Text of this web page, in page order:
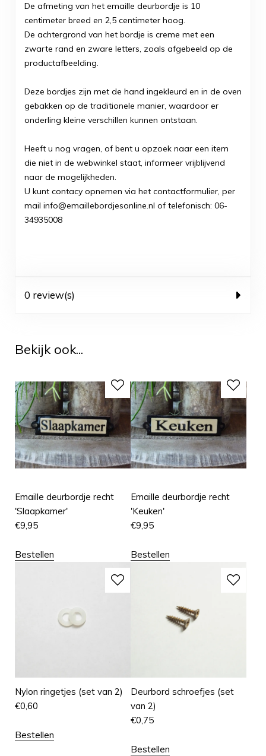
De afmeting van het emaille deurbordje is 10
centimeter breed en 2,5 centimeter hoog.
De achtergrond van het bordje is creme met een
zwarte rand en zware letters, zoals afgebeeld op de
productafbeelding.
Deze bordjes zijn met de hand ingekleurd en in de oven
gebakken op de traditionele manier, waardoor er
onderling kleine verschillen kunnen ontstaan.
Heeft u nog vragen, of bent u opzoek naar een item
die niet in de webwinkel staat, informeer vrijblijvend
naar de mogelijkheden.
U kunt contacy opnemen via het contactformulier, per
mail info@emaillebordjesonline.nl of telefonisch: 06-
34935008
0 review(s)
Bekijk ook...
Emaille deurbordje recht
'Slaapkamer'
€9,95
Bestellen
Emaille deurbordje recht
'Keuken'
€9,95
Bestellen
Nylon ringetjes (set van 2)
€0,60
Bestellen
Deurbord schroefjes (set
van 2)
€0,75
Bestellen